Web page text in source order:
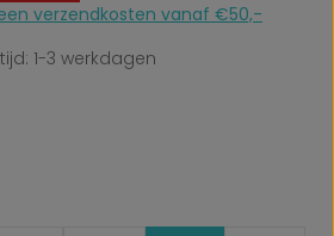
verzendkosten vanaf €50,-
1-3 werkdagen